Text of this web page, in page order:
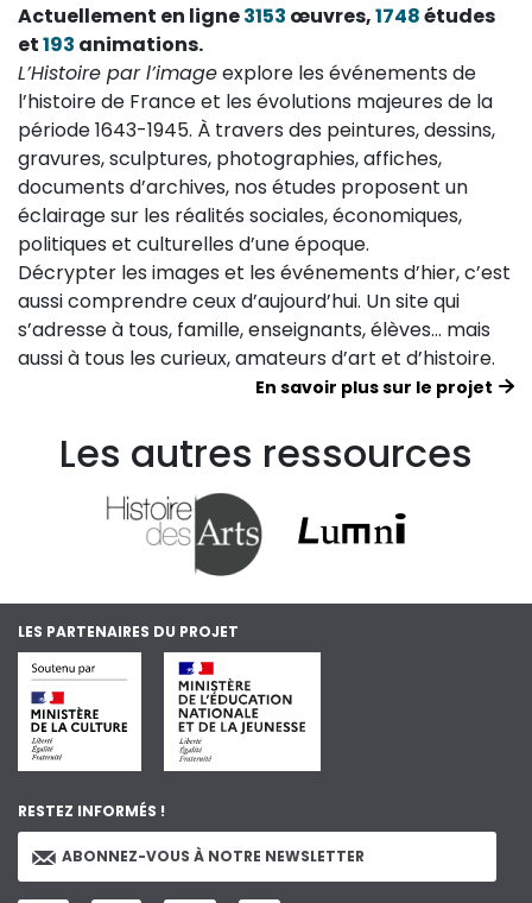
Actuellement en ligne3153 œuvres,1748études
et193 animations.
L’Histoire par l’imageexplore les événements de
l’histoire de France et les évolutions majeures de la
période 1643-1945. À travers des peintures, dessins,
gravures, sculptures, photographies, affiches,
documents d’archives, nos études proposent un
éclairage sur les réalités sociales, économiques,
politiques et culturelles d’une époque.
Décrypter les images et les événements d’hier, c’est
aussi comprendre ceux d’aujourd’hui. Un site qui
s’adresse à tous, famille, enseignants, élèves… mais
aussi à tous les curieux, amateurs d’art et d’histoire.
En savoir plus sur le projet
Les autres ressources
LES PARTENAIRES DU PROJET
RESTEZ INFORMÉS !
ABONNEZ-VOUS À NOTRE NEWSLETTER